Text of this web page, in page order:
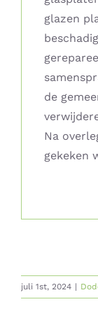
glazen
de
Na
gekeken
juli 1st, 2024 |